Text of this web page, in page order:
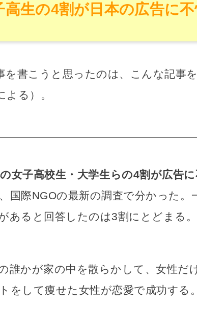
高生の4割が日本の広告に
を書こうと思ったのは、こんな記事
よる）。
の女子高校生・大学生らの4割が広告
国際NGOの最新の調査で分かった。
あると回答したのは3割にとどまる。
誰かが家の中を散らかして、女性だ
をして痩せた女性が恋愛で成功する。